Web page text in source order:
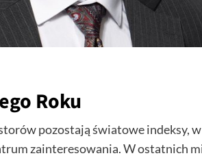
Roku
pozostają światowe indeksy,
zainteresowania. W ostatnich